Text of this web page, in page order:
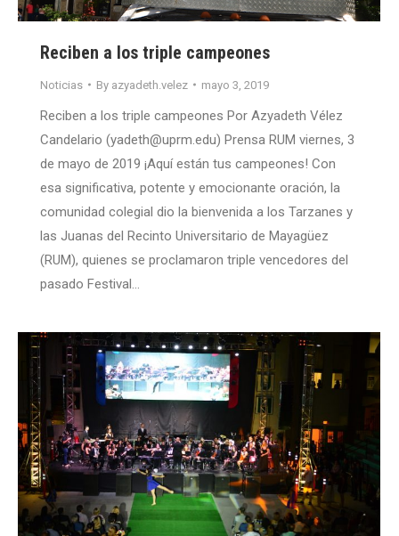
Reciben a los triple campeones
Noticias By azyadeth.velez mayo 3, 2019
Reciben a los triple campeones Por Azyadeth Vélez
Candelario (yadeth@uprm.edu) Prensa RUM viernes, 3
de mayo de 2019 ¡Aquí están tus campeones! Con
esa significativa, potente y emocionante oración, la
comunidad colegial dio la bienvenida a los Tarzanes y
las Juanas del Recinto Universitario de Mayagüez
(RUM), quienes se proclamaron triple vencedores del
pasado Festival…